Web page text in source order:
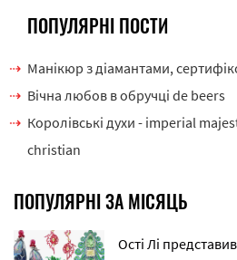
ПОПУЛЯРНІ ПОСТИ
Манікюр з діамантами,
Вічна любов в обручці de beers
Королівські духи - imperial
christian
ПОПУЛЯРНІ ЗА МІСЯЦЬ
Ості Лі